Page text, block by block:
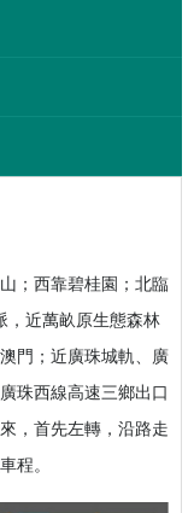
；西靠碧桂園；北臨
，近萬畝原生態森林
門；近廣珠城軌、廣
廣珠西線高速三鄉出口
，首先左轉，沿路走
程。